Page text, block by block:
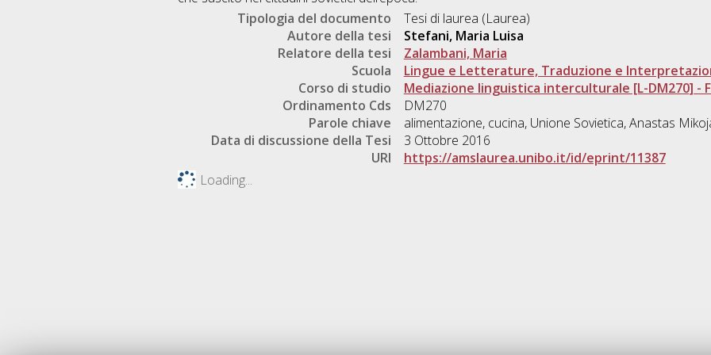
Tipologia del documento
Tesi di laurea (Laurea)
Autore della tesi
Stefani, Maria Luisa
Relatore della tesi
Zalambani, Maria
Scuola
Lingue e Letterature, Traduzione e
Corso di studio
Mediazione linguistica interculturale [L-DM270] -
Ordinamento Cds
DM270
Parole chiave
alimentazione, cucina, Unione Sovietica, Anastas
Data di discussione della Tesi
3 Ottobre 2016
URI
https://amslaurea.unibo.it/id/eprint/11387
Loading...